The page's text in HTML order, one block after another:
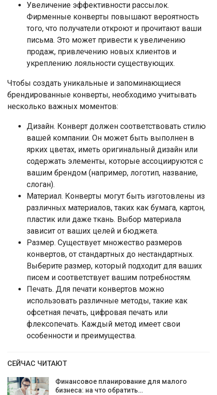
Увеличение эффективности рассылок.
Фирменные конверты повышают вероятность
того, что получатели откроют и прочитают ваши
письма. Это может привести к увеличению
продаж, привлечению новых клиентов и
укреплению лояльности существующих.
Чтобы создать уникальные и запоминающиеся
брендированные конверты, необходимо учитывать
несколько важных моментов:
Дизайн. Конверт должен соответствовать стилю
вашей компании. Он может быть выполнен в
ярких цветах, иметь оригинальный дизайн или
содержать элементы, которые ассоциируются с
вашим брендом (например, логотип, название,
слоган).
Материал. Конверты могут быть изготовлены из
различных материалов, таких как бумага, картон,
пластик или даже ткань. Выбор материала
зависит от ваших целей и бюджета.
Размер. Существует множество размеров
конвертов, от стандартных до нестандартных.
Выберите размер, который подходит для ваших
писем и соответствует вашим потребностям.
Печать. Для печати конвертов можно
использовать различные методы, такие как
офсетная печать, цифровая печать или
флексопечать. Каждый метод имеет свои
особенности и преимущества.
СЕЙЧАС ЧИТАЮТ
Финансовое планирование для малого
бизнеса: на что обратить…